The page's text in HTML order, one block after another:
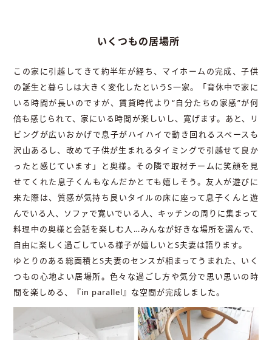
いくつもの居場所
この家に引越してきて約半年が経ち、マイホームの完成、子供
の誕生と暮らしは大きく変化したというS一家。「育休中で家に
いる時間が長いのですが、賃貸時代より“自分たちの家感”が何
倍も感じられて、家にいる時間が楽しいし、寛げます。あと、リ
ビングが広いおかげで息子がハイハイで動き回れるスペースも
沢山あるし、改めて子供が生まれるタイミングで引越せて良か
ったと感じています」と奥様。その隣で取材チームに笑顔を見
せてくれた息子くんもなんだかとても嬉しそう。友人が遊びに
来た際は、質感が気持ち良いタイルの床に座って息子くんと遊
んでいる人、ソファで寛いでいる人、キッチンの周りに集まって
料理中の奥様と会話を楽しむ人…みんなが好きな場所を選んで、
自由に楽しく過ごしている様子が嬉しいとS夫妻は語ります。
ゆとりのある総面積とS夫妻のセンスが相まってうまれた、いく
つもの心地よい居場所。色々な過ごし方や気分で思い思いの時
間を楽しめる、『in parallel』な空間が完成しました。